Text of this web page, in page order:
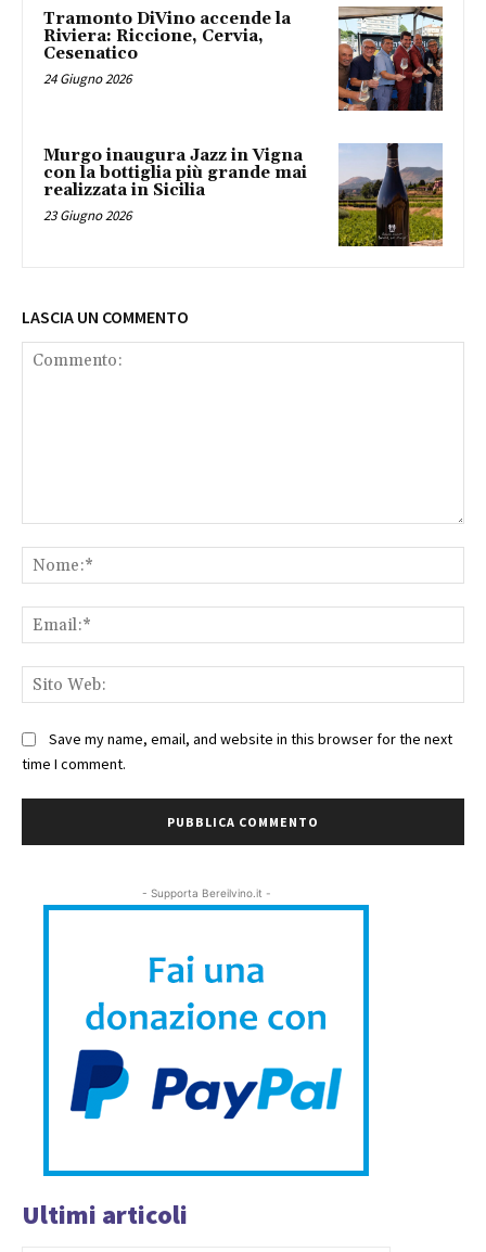
Tramonto DiVino accende la
Riviera: Riccione, Cervia,
Cesenatico
24 Giugno 2026
Murgo inaugura Jazz in Vigna
con la bottiglia più grande mai
realizzata in Sicilia
23 Giugno 2026
LASCIA UN COMMENTO
Save my name, email, and website in this browser for the next
time I comment.
- Supporta Bereilvino.it -
Ultimi articoli